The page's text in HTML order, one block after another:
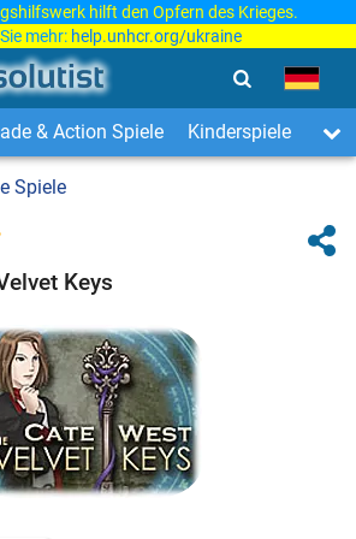
hilft den Opfern des Krieges.
mehr: help.unhcr.org/ukraine
& Action Spiele Kinderspiele 3-
Spiele
Keys